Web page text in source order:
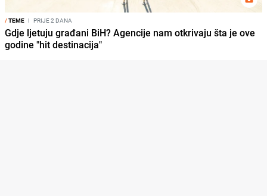
/TEME I PRIJE 2 DANA
Gdje ljetuju građani BiH? Agencije nam otkrivaju šta je ove
godine "hit destinacija"